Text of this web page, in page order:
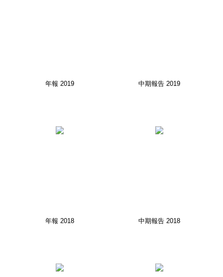
年報 2019 中期報告 2019
年報 2018 中期報告 2018